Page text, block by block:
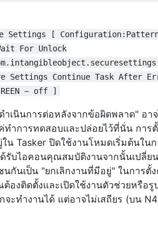
Settings [
For Unlock
Settings Continue Task After
~ off ]
ำเนินการต่อหลังจากข้อผิดพลาด" อา
ทำการทดสอบและปล่อยไว้ที่นั่น การ
ใน Tasker ปิดใช้งานโหมดเริ่มต้นใน
รับไอคอนคุณสมบัติงานจากนั้นเปลี่ย
นกันเป็น "ยกเลิกงานที่มีอยู่" ในการตั้
องติดตั้งและเปิดใช้งานตัวช่วยหรือรู
จะทำงานได้ แต่อาจไม่เสถียร (บน